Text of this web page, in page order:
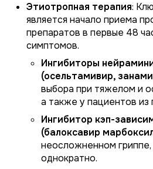
Этиотропная терапия:
является начало приема
препаратов в первые 48
симптомов.
Ингибиторы
(осельтамивир,
выбора при тяжелом и
а также у пациентов из
Ингибитор кэп-
(балоксавир
неосложненном гриппе,
однократно.